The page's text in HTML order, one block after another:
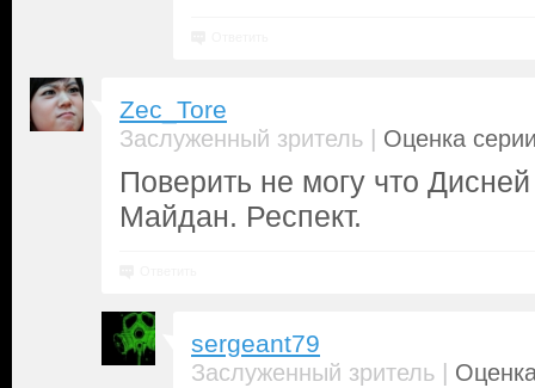
Zec_Tore
Заслуженный зритель | Оценка
Поверить не могу что
Майдан. Респект.
sergeant79
Заслуженный зритель |